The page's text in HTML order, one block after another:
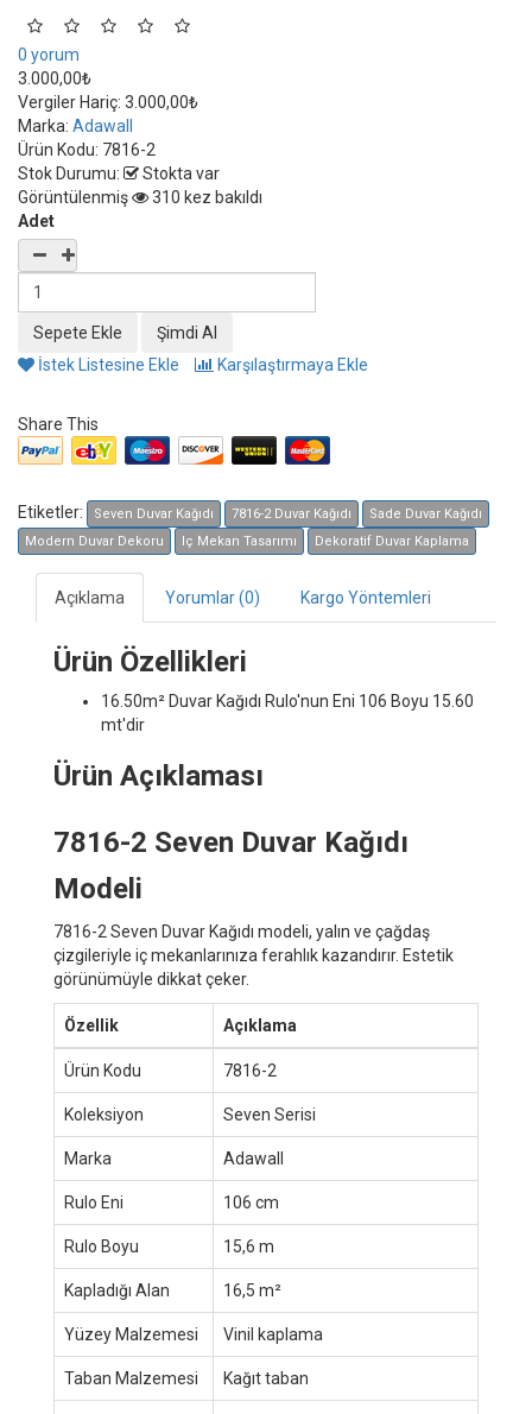
0 yorum
3.000,00₺
Vergiler Hariç: 3.000,00₺
Marka: Adawall
Ürün Kodu: 7816-2
Stok Durumu:
Stokta var
Görüntülenmiş
310 kez bakıldı
Adet
İstek Listesine Ekle Karşılaştırmaya Ekle
Share This
Etiketler: Seven Duvar Kağıdı 7816-2 Duvar Kağıdı
Sade Duvar Kağıdı
Modern Duvar Dekoru
Iç Mekan Tasarımı Dekoratif Duvar Kaplama
Açıklama Yorumlar (0) Kargo Yöntemleri
Ürün Özellikleri
16.50m² Duvar Kağıdı Rulo'nun Eni 106 Boyu 15.60
mt'dir
Ürün Açıklaması
7816-2 Seven Duvar Kağıdı
Modeli
7816-2 Seven Duvar Kağıdı modeli, yalın ve çağdaş
çizgileriyle iç mekanlarınıza ferahlık kazandırır. Estetik
görünümüyle dikkat çeker.
Özellik Açıklama
Ürün Kodu 7816-2
Koleksiyon Seven Serisi
Marka Adawall
Rulo Eni 106 cm
Rulo Boyu 15,6 m
Kapladığı Alan 16,5 m²
Yüzey Malzemesi Vinil kaplama
Taban Malzemesi Kağıt taban